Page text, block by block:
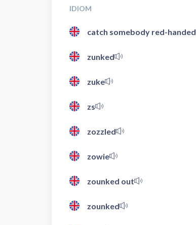
IDIOM
catch somebody red-handed
zunked
zuke
zs
zozzled
zowie
zounked out
zounked